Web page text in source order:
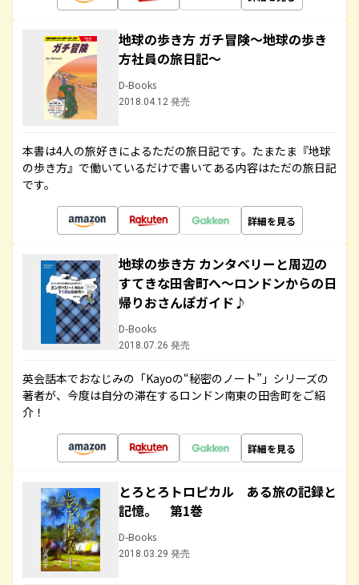
地球の歩き方 ガチ冒険～地球の歩き
方社員の旅日記～
D-Books
2018.04.12 発売
本書は4人の旅好きによるただの旅日記です。たまたま『地球
の歩き方』で働いているだけで書いてある内容はただの旅日記
です。
詳細を見る
地球の歩き方 カンタベリーと周辺の
すてきな田舎町へ～ロンドンからの日
帰りおさんぽガイド♪
D-Books
2018.07.26 発売
英会話本でおなじみの「Kayoの“秘密のノート”」シリーズの
著者が、今度は自分の滞在するロンドン南東の田舎町をご紹
介！
詳細を見る
とろとろトロピカル ある旅の記録と
記憶。 第1巻
D-Books
2018.03.29 発売